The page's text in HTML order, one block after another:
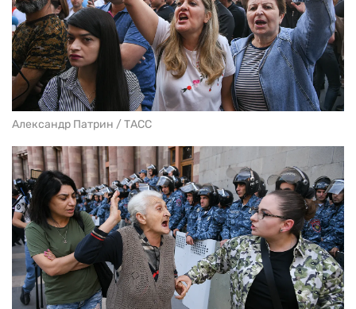
Александр Патрин / ТАСС